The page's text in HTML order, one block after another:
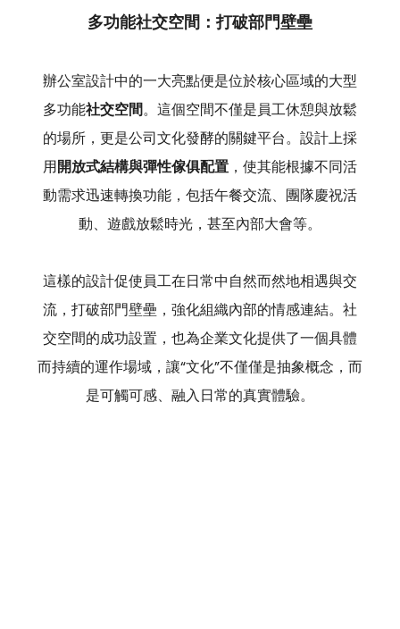
多功能社交空間：打破部門壁壘
辦公室設計中的一大亮點便是位於核心區域的大型
多功能社交空間。這個空間不僅是員工休憩與放鬆
的場所，更是公司文化發酵的關鍵平台。設計上採
用開放式結構與彈性傢俱配置 ，使其能根據不同活
動需求迅速轉換功能，包括午餐交流、團隊慶祝活
動、遊戲放鬆時光，甚至內部大會等。
這樣的設計促使員工在日常中自然而然地相遇與交
流，打破部門壁壘，強化組織內部的情感連結。社
交空間的成功設置，也為企業文化提供了一個具體
而持續的運作場域，讓“文化”不僅僅是抽象概念，而
是可觸可感、融入日常的真實體驗。